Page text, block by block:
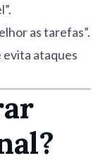
as tarefas”.
ataques